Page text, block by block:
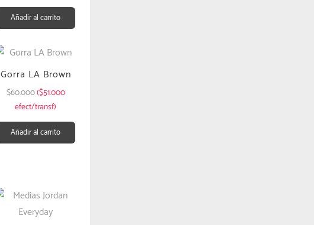
Añadir al carrito
Gorra LA Brown
$60.000($51.000
efect/transf)
Añadir al carrito